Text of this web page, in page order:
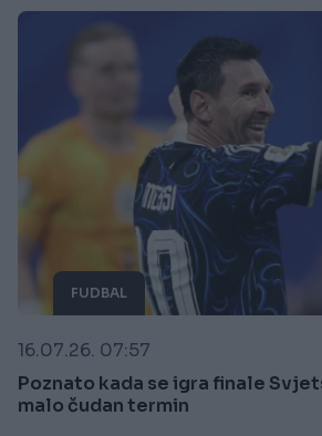
FUDBAL
16.07.26. 07:57
Poznato kada se igra finale
malo čudan termin